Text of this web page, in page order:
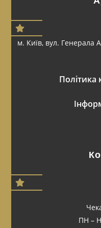
м. Київ, вул. Генерала
Політика
ПН –